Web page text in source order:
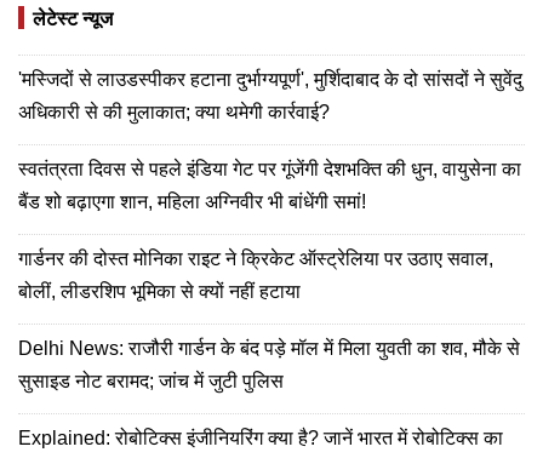
लेटेस्ट न्यूज
'मस्जिदों से लाउडस्पीकर हटाना दुर्भाग्यपूर्ण', मुर्शिदाबाद के दो सांसदों ने सुवेंदु
अधिकारी से की मुलाकात; क्या थमेगी कार्रवाई?
स्वतंत्रता दिवस से पहले इंडिया गेट पर गूंजेंगी देशभक्ति की धुन, वायुसेना का
बैंड शो बढ़ाएगा शान, महिला अग्निवीर भी बांधेंगी समां!
गार्डनर की दोस्त मोनिका राइट ने क्रिकेट ऑस्ट्रेलिया पर उठाए सवाल,
बोलीं, लीडरशिप भूमिका से क्यों नहीं हटाया
Delhi News: राजौरी गार्डन के बंद पड़े मॉल में मिला युवती का शव, मौके से
सुसाइड नोट बरामद; जांच में जुटी पुलिस
Explained: रोबोटिक्स इंजीनियरिंग क्या है? जानें भारत में रोबोटिक्स का